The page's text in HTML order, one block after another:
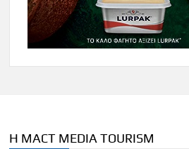
Η MACT MEDIA TOURISM